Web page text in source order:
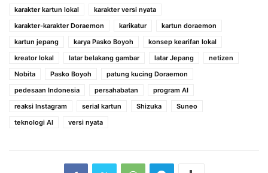
karakter kartun lokal
karakter versi nyata
karakter-karakter Doraemon
karikatur
kartun doraemon
kartun jepang
karya Pasko Boyoh
konsep kearifan lokal
kreator lokal
latar belakang gambar latar Jepang
netizen
Nobita
Pasko Boyoh
patung kucing Doraemon
pedesaan Indonesia
persahabatan
program AI
reaksi Instagram
serial kartun Shizuka
Suneo
teknologi AI
versi nyata